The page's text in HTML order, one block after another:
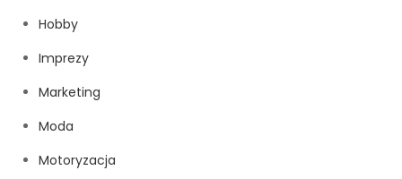
Hobby
Imprezy
Marketing
Moda
Motoryzacja